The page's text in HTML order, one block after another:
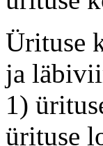
Ürituse
ja
1)
ürituse